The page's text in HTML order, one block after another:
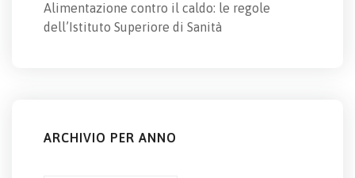
Alimentazione contro il caldo: le regole
dell’Istituto Superiore di Sanità
ARCHIVIO PER ANNO